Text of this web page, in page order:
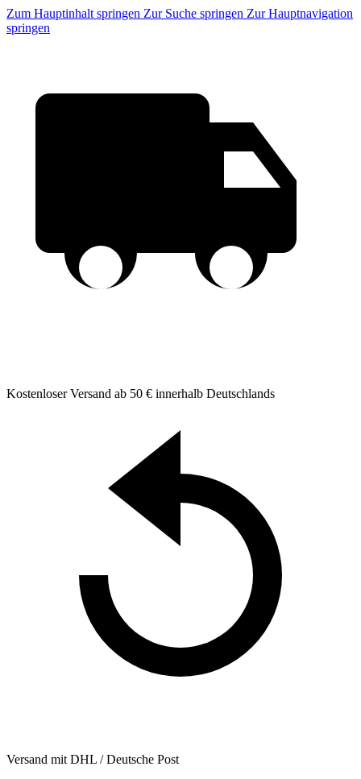
Zum Hauptinhalt springen Zur Suche springen Zur Hauptnavigation
springen
Kostenloser Versand ab 50 € innerhalb Deutschlands
Versand mit DHL / Deutsche Post